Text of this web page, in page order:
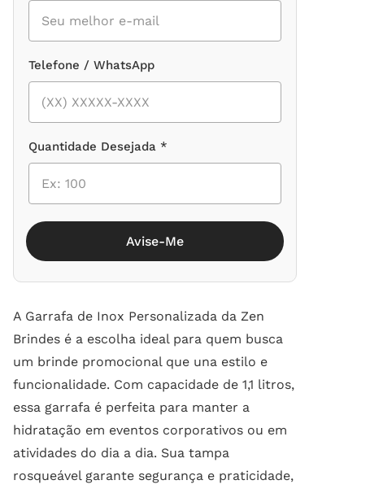
Telefone / WhatsApp
Quantidade Desejada *
Avise-Me
A Garrafa de Inox Personalizada da Zen
Brindes é a escolha ideal para quem busca
um brinde promocional que una estilo e
funcionalidade. Com capacidade de 1,1 litros,
essa garrafa é perfeita para manter a
hidratação em eventos corporativos ou em
atividades do dia a dia. Sua tampa
rosqueável garante segurança e praticidade,